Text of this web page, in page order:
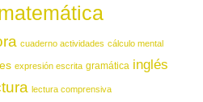
cuaderno actividades cálculo mental
expresión escrita gramática inglés
lectura comprensiva